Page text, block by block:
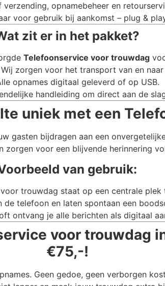
verzending, opnamebeheer en
voor gebruik bij aankomst – plug &
zit er in het pakket?
Telefoonservice voor trouwdag
Wij zorgen voor het transport van en
opnames digitaal geleverd of op USB.
handleiding om direct aan de
uniek met een
gasten bijdragen aan een
zorgen voor een blijvende herinnering
van gebruik:
trouwdag staat op een centrale
de telefoon en laten spontaan een
ontvang je alle berichten als digitaal
voor trouwdag
€75,-!
Geen gedoe, geen verborgen